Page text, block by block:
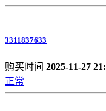
3311837633
购买时间 2025-11-27
正常